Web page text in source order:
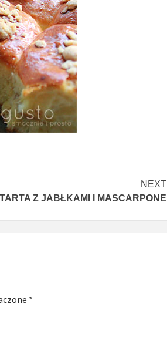
NEXT
TARTA Z JABŁKAMI I MASCARPONE
*